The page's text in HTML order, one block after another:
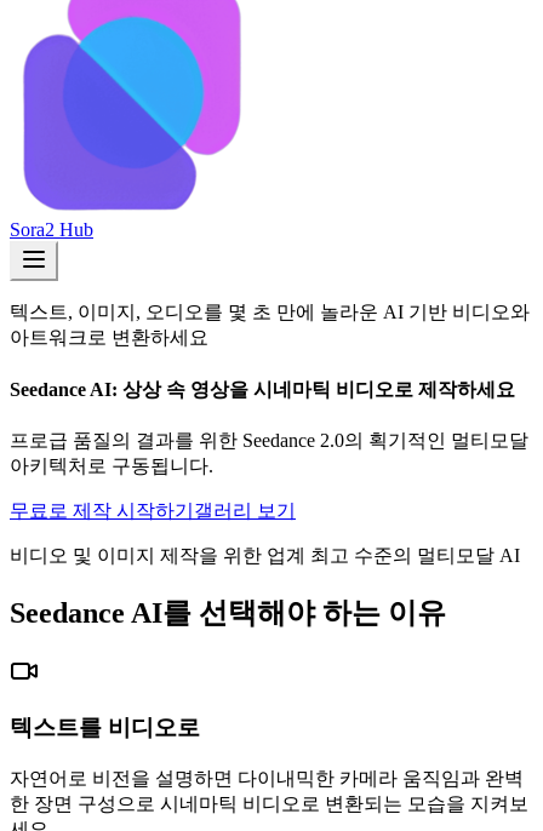
Sora2 Hub
텍스트, 이미지, 오디오를 몇 초 만에 놀라운 AI 기반 비디오와
아트워크로 변환하세요
Seedance AI: 상상 속 영상을 시네마틱 비디오로 제작하세요
프로급 품질의 결과를 위한 Seedance 2.0의 획기적인 멀티모달
아키텍처로 구동됩니다.
무료로 제작 시작하기 갤러리 보기
비디오 및 이미지 제작을 위한 업계 최고 수준의 멀티모달 AI
Seedance AI를 선택해야 하는 이유
텍스트를 비디오로
자연어로 비전을 설명하면 다이내믹한 카메라 움직임과 완벽
한 장면 구성으로 시네마틱 비디오로 변환되는 모습을 지켜보